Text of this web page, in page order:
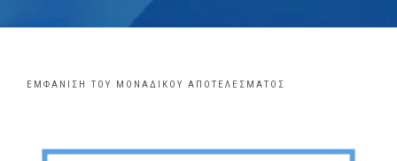
MEDIA
ΕΜΦΆΝΙΣΗ ΤΟΥ ΜΟΝΑΔΙΚΟΎ ΑΠΟΤΕΛΈΣΜΑΤΟΣ